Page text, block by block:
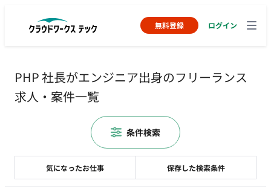
無料登録 ログイン
PHP 社長がエンジニア出身のフリーランス
求人・案件一覧
気になったお仕事 保存した検索条件
条件検索